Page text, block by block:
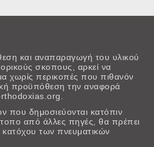
και αναπαραγωγή του υλικού
σκοπους, αρκεί να
χωρίς περικοπές που πιθανόν
προϋπόθεση την αναφορά
που δημοσιεύονται κατόπιν
από άλλες πηγές, θα πρέπει
κατόχου των πνευματικών